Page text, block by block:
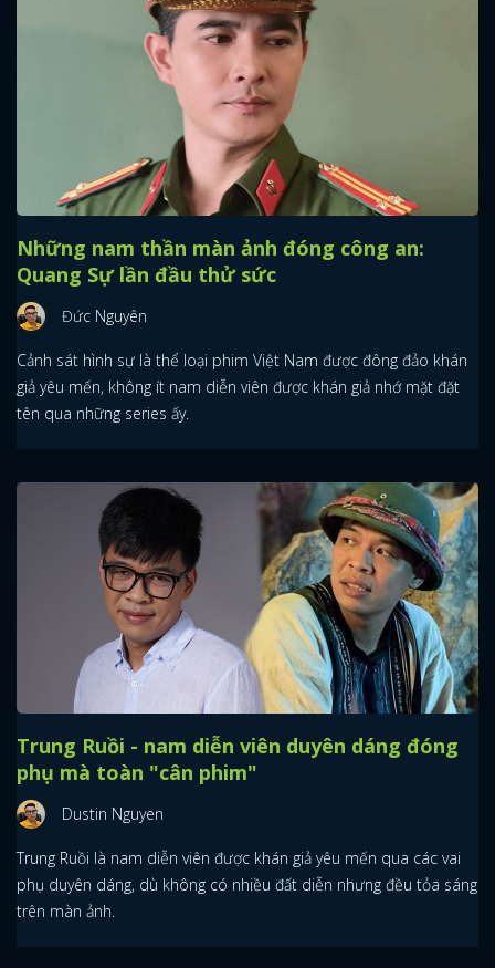
Những nam thần màn ảnh đóng công an:
Quang Sự lần đầu thử sức
Đức Nguyên
Cảnh sát hình sự là thể loại phim Việt Nam được đông đảo khán
giả yêu mến, không ít nam diễn viên được khán giả nhớ mặt đặt
tên qua những series ấy.
Trung Ruồi - nam diễn viên duyên dáng đóng
phụ mà toàn "cân phim"
Dustin Nguyen
Trung Ruồi là nam diễn viên được khán giả yêu mến qua các vai
phụ duyên dáng, dù không có nhiều đất diễn nhưng đều tỏa sáng
trên màn ảnh.